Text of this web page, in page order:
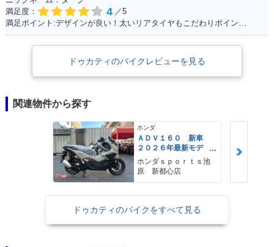
満足度：
4 ／5
ドゥカティのバイクレビューを見る
関連物件から探す
ホンダ
ＡＤＶ１６０ 新車
２０２６年最新モデ
ル パールスモーキー
グレー スマートキ
ー ２９Ｌメットイ
ホンダｓｐｏｒｔｓ池
原 新都心店
ドゥカティのバイクをすべて見る